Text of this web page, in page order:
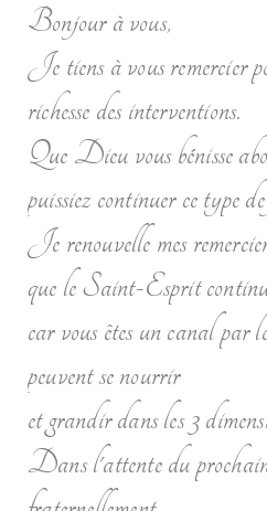
Bonjour à vous,
Je tiens à vous remercier
richesse des interventions.
Que Dieu vous bénisse
puissiez continuer ce type
Je renouvelle mes
que le Saint-Esprit
car vous êtes un canal par
peuvent se nourrir
et grandir dans les 3
Dans l'attente du